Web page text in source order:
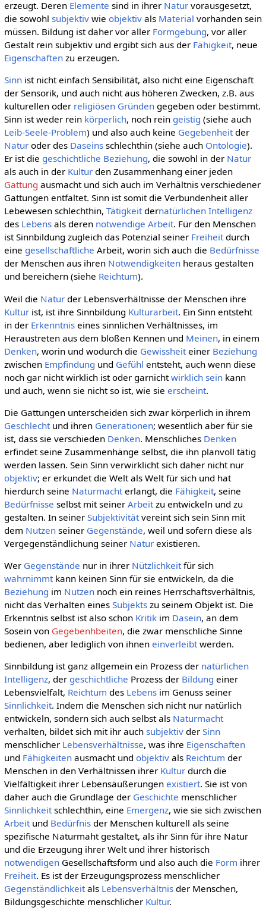
erzeugt. Deren Elemente sind in ihrer Naturvorausgesetzt,
die sowohl subjektivwie objektivals Material vorhanden sein
müssen. Bildung ist daher vor aller Formgebung, vor aller
Gestalt rein subjektiv und ergibt sich aus der Fähigkeit, neue
Eigenschaftenzu erzeugen.
Sinnist nicht einfach Sensibilität, also nicht eine Eigenschaft
der Sensorik, und auch nicht aus höheren Zwecken, z.B. aus
kulturellen oder religiösen Gründengegeben oder bestimmt.
Sinn ist weder rein körperlich, noch rein geistig (siehe auch
Leib-Seele-Problem) und also auch keine Gegebenheitder
Naturoder des Daseinsschlechthin (siehe auch Ontologie).
Er ist die geschichtliche Beziehung, die sowohl in der Natur
als auch in der Kulturden Zusammenhang einer jeden
Gattung ausmacht und sich auch im Verhältnis verschiedener
Gattungen entfaltet. Sinn ist somit die Verbundenheit aller
Lebewesen schlechthin, Tätigkeitdernatürlichen Intelligenz
des Lebensals deren notwendige Arbeit. Für den Menschen
ist Sinnbildung zugleich das Potenzial seiner Freiheitdurch
eine gesellschaftliche Arbeit, worin sich auch die Bedürfnisse
der Menschen aus ihren Notwendigkeitenheraus gestalten
und bereichern (siehe Reichtum).
Weil die Naturder Lebensverhältnisse der Menschen ihre
Kulturist, ist ihre Sinnbildung Kulturarbeit. Ein Sinn entsteht
in der Erkenntniseines sinnlichen Verhältnisses, im
Heraustreten aus dem bloßen Kennen und Meinen, in einem
Denken, worin und wodurch die Gewissheiteiner Beziehung
zwischen Empfindung und Gefühl entsteht, auch wenn diese
noch gar nicht wirklich ist oder garnichtwirklich seinkann
und auch, wenn sie nicht so ist, wie sie erscheint.
Die Gattungen unterscheiden sich zwar körperlich in ihrem
Geschlechtund ihren Generationen; wesentlich aber für sie
ist, dass sie verschieden Denken. Menschliches Denken
erfindet seine Zusammenhänge selbst, die ihn planvoll tätig
werden lassen. Sein Sinn verwirklicht sich daher nicht nur
objektiv; er erkundet die Welt als Welt für sich und hat
hierdurch seine Naturmachterlangt, die Fähigkeit, seine
Bedürfnisse selbst mit seiner Arbeitzu entwickeln und zu
gestalten. In seiner Subjektivitätvereint sich sein Sinn mit
dem Nutzenseiner Gegenstände, weil und sofern diese als
Vergegenständlichung seiner Naturexistieren.
Wer Gegenstände nur in ihrer Nützlichkeitfür sich
wahrnimmtkann keinen Sinn für sie entwickeln, da die
Beziehung im Nutzennoch ein reines Herrschaftsverhältnis,
nicht das Verhalten eines Subjektszu seinem Objekt ist. Die
Erkenntnis selbst ist also schon Kritikim Dasein, an dem
Sosein von Gegebenhbeiten, die zwar menschliche Sinne
bedienen, aber lediglich von ihnen einverleibtwerden.
Sinnbildung ist ganz allgemein ein Prozess der natürlichen
Intelligenz, der geschichtliche Prozess der Bildung einer
Lebensvielfalt, Reichtum des Lebensim Genuss seiner
Sinnlichkeit. Indem die Menschen sich nicht nur natürlich
entwickeln, sondern sich auch selbst als Naturmacht
verhalten, bildet sich mit ihr auch subjektivder Sinn
menschlicher Lebensverhältnisse, was ihre Eigenschaften
und Fähigkeitenausmacht und objektivals Reichtum der
Menschen in den Verhältnissen ihrer Kulturdurch die
Vielfältigkeit ihrer Lebensäußerungen existiert. Sie ist von
daher auch die Grundlage der Geschichte menschlicher
Sinnlichkeitschlechthin, eine Emergenz, wie sie sich zwischen
Arbeitund Bedürfnisder Menschen kulturell als seine
spezifische Naturmaht gestaltet, als ihr Sinn für ihre Natur
und die Erzeugung ihrer Welt und ihrer historisch
notwendigenGesellschaftsform und also auch die Form ihrer
Freiheit. Es ist der Erzeugungsprozess menschlicher
Gegenständlichkeitals Lebensverhältnisder Menschen,
Bildungsgeschichte menschlicher Kultur.